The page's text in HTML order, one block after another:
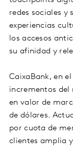
redes sociales y
experiencias
los accesos
su afinidad y
CaixaBank, en
incrementos del
en valor de
de dólares.
por cuota de
clientes amplia